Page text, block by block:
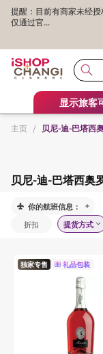
提醒：目前有商家未经
仅通过官...
显示旅客
主页 / 贝尼-迪-巴塔西
贝尼-迪-巴塔西奥
你的航班信息：
折扣 提货方式
独家专售 礼品包装